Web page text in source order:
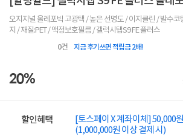
오지지널 올레포빅 고광택 / 높은 선명도 / 이지클린 / 발수코
지 / 재질:PET / 액정보호필름 / 갤럭시탭S9 FE 플러스
0건 지금 후기쓰면 적립금 2배!
20%
할인혜택
[토스페이 X 계좌이체] 50,000
(1,000,000원 이상 결제 시)